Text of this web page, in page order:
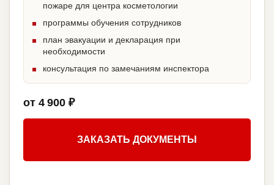
пожаре для центра косметологии
программы обучения сотрудников
план эвакуации и декларация при
необходимости
консультация по замечаниям инспектора
от 4 900 ₽
ЗАКАЗАТЬ ДОКУМЕНТЫ